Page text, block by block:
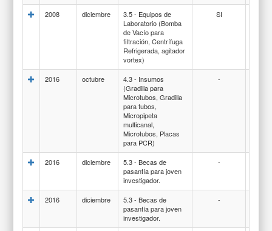
2008 diciembre
3.5 - Equipos de
Laboratorio (Bomba
de Vacío para
filtración, Centrífuga
Refrigerada, agitador
vortex)
SI
2016 octubre
4.3 - Insumos
(Gradilla para
Microtubos, Gradilla
para tubos,
Micropipeta
multicanal,
Microtubos, Placas
para PCR)
-
2016 diciembre
5.3 - Becas de
pasantía para joven
investigador.
-
2016 diciembre
5.3 - Becas de
pasantía para joven
investigador.
-